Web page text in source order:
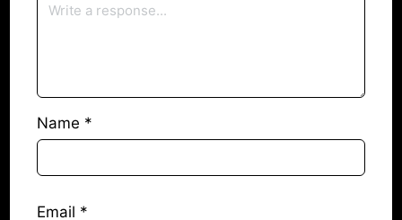
Name *
Email *